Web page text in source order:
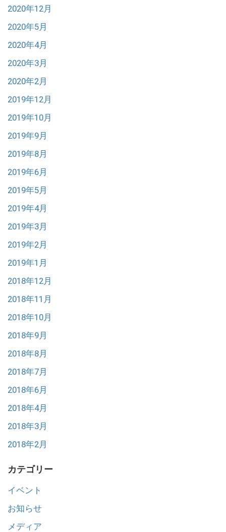
2020年12月
2020年5月
2020年4月
2020年3月
2020年2月
2019年12月
2019年10月
2019年9月
2019年8月
2019年6月
2019年5月
2019年4月
2019年3月
2019年2月
2019年1月
2018年12月
2018年11月
2018年10月
2018年9月
2018年8月
2018年7月
2018年6月
2018年4月
2018年3月
2018年2月
カテゴリー
イベント
お知らせ
メディア